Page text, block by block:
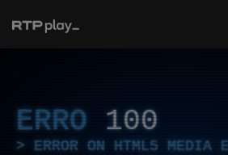
ERRO 100
ERROR ON HTML5 MEDIA